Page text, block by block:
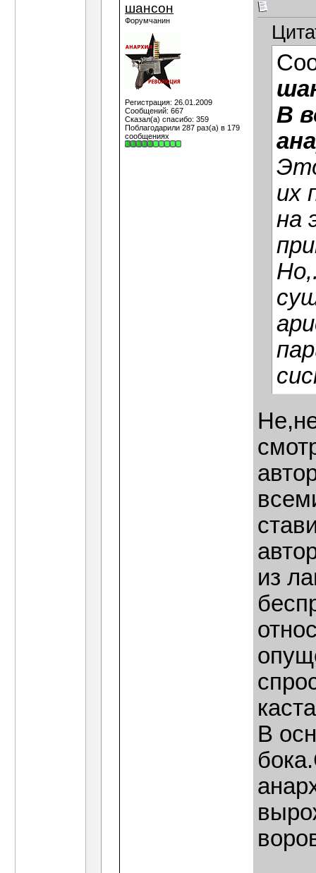
шансон
Форумчанин
Регистрация: 26.01.2009
Сообщений: 667
Сказал(а) спасибо: 359
Поблагодарили 287 раз(а) в 179
сообщениях
В
их
на
из
В